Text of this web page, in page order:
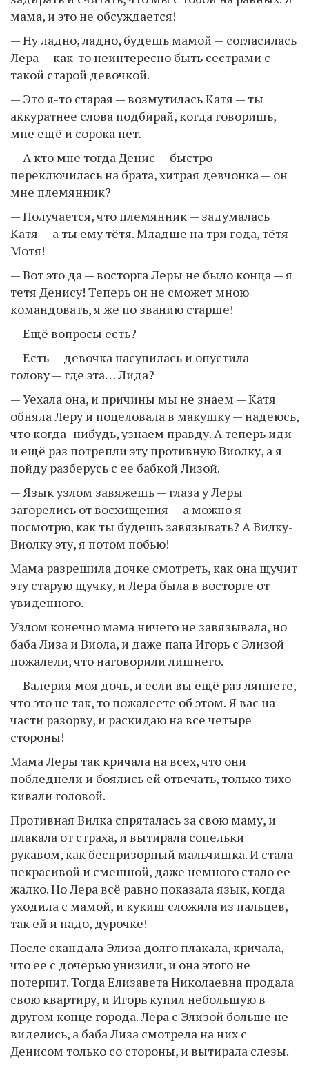
мама, и это не обсуждается!
— Ну ладно, ладно, будешь мамой — согласилась
Лера — как-то неинтересно быть сестрами с
такой старой девочкой.
— Это я-то старая — возмутилась Катя — ты
аккуратнее слова подбирай, когда говоришь,
мне ещё и сорока нет.
— А кто мне тогда Денис — быстро
переключилась на брата, хитрая девчонка — он
мне племянник?
— Получается, что племянник — задумалась
Катя — а ты ему тётя. Младше на три года, тётя
Мотя!
— Вот это да — восторга Леры не было конца — я
тетя Денису! Теперь он не сможет мною
командовать, я же по званию старше!
— Ещё вопросы есть?
— Есть — девочка насупилась и опустила
голову — где эта… Лида?
— Уехала она, и причины мы не знаем — Катя
обняла Леру и поцеловала в макушку — надеюсь,
что когда -нибудь, узнаем правду. А теперь иди
и ещё раз потрепли эту противную Виолку, а я
пойду разберусь с ее бабкой Лизой.
— Язык узлом завяжешь — глаза у Леры
загорелись от восхищения — а можно я
посмотрю, как ты будешь завязывать? А Вилку-
Виолку эту, я потом побью!
Мама разрешила дочке смотреть, как она щучит
эту старую щучку, и Лера была в восторге от
увиденного.
Узлом конечно мама ничего не завязывала, но
баба Лиза и Виола, и даже папа Игорь с Элизой
пожалели, что наговорили лишнего.
— Валерия моя дочь, и если вы ещё раз ляпнете,
что это не так, то пожалеете об этом. Я вас на
части разорву, и раскидаю на все четыре
стороны!
Мама Леры так кричала на всех, что они
побледнели и боялись ей отвечать, только тихо
кивали головой.
Противная Вилка спряталась за свою маму, и
плакала от страха, и вытирала сопельки
рукавом, как беспризорный мальчишка. И стала
некрасивой и смешной, даже немного стало ее
жалко. Но Лера всё равно показала язык, когда
уходила с мамой, и кукиш сложила из пальцев,
так ей и надо, дурочке!
После скандала Элиза долго плакала, кричала,
что ее с дочерью унизили, и она этого не
потерпит. Тогда Елизавета Николаевна продала
свою квартиру, и Игорь купил небольшую в
другом конце города. Лера с Элизой больше не
виделись, а баба Лиза смотрела на них с
Денисом только со стороны, и вытирала слезы.